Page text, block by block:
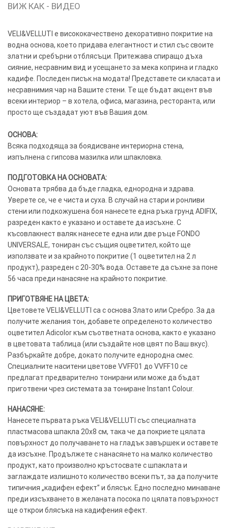
ВИЖ КАК - ВИДЕО
VELI&VELLUTI е висококачествено декоративно покритие на
водна основа, което придава елегантност и стил със своите
златни и сребърни отблясъци. Притежава спиращо дъха
сияние, несравним вид и усещането за мека коприна и гладко
кадифе. Последен писък на модата! Представете си класата и
несравнимия чар на Вашите стени. Те ще бъдат акцент във
всеки интериор – в хотела, офиса, магазина, ресторанта, или
просто ще създадат уют във Вашия дом.
ОСНОВА:
Всяка подходяща за боядисване интериорна стена,
изпълнена с гипсова мазилка или шпакловка.
ПОДГОТОВКА НА ОСНОВАТА:
Основата трябва да бъде гладка, еднородна и здрава.
Уверете се, че е чиста и суха. В случай на стари и ронливи
стени или подкожушена боя нанесете една ръка грунд ADIFIX,
разреден както е указано и оставете да изсъхне. С
късовлакнест валяк нанесете една или две ръце FONDO
UNIVERSALE, тониран със същия оцветител, който ще
използвате и за крайното покритие (1 оцветител на 2 л
продукт), разреден с 20-30% вода. Оставете да съхне за поне
56 часа преди нанасяне на крайното покритие.
ПРИГОТВЯНЕ НА ЦВЕТА:
Цветовете VELI&VELLUTI са с основа Злато или Сребро. За да
получите желания тон, добавете определеното количество
оцветител Adicolor към съответната основа, както е указано
в цветовата таблица (или създайте нов цвят по Ваш вкус).
Разбъркайте добре, докато получите еднородна смес.
Специалните наситени цветове VVFF01 до VVFF10 се
предлагат предварително тонирани или може да бъдат
приготвени чрез системата за тониране Instant Colour.
НАНАСЯНЕ:
Нанесете първата ръка VELI&VELLUTI със специалната
пластмасова шпакла 20х8 см, така че да покриете цялата
повърхност до получаването на гладък завършек и оставете
да изсъхне. Продължете с нанасянето на малко количество
продукт, като произволно кръстосвате с шпаклата и
заглаждате излишното количество всеки път, за да получите
типичния „кадифен ефект” и блясък. Едно последно минаване
преди изсъхването в желаната посока по цялата повърхност
ще открои блясъка на кадифения ефект.
ОПЦИИ
Google